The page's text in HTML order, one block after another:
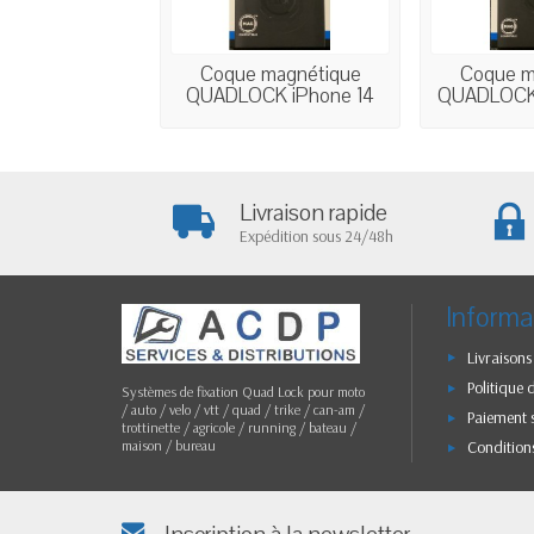
Coque magnétique
QUADLOCK iPhone 14
Coque
Livraison rapide
Expédition sous 24/48h
Systèmes de fixation Quad Lock pour moto
/ auto / velo / vtt / quad / trike / can-am /
trottinette / agricole / running / bateau /
maison / bureau
Politique
Paiement